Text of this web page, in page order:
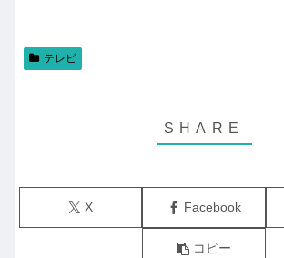
テレビ
X Facebook
コピー